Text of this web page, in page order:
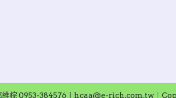
維棕 0953-384576〡hcaa@e-rich.com.tw〡